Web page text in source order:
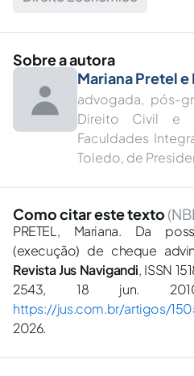
Sobre a autora
Mariana Pretel e
advogada, pós-
Direito Civil e
Faculdades
Toledo, de
Como citar este texto
PRETEL, Mariana. Da
(execução) de cheque
Revista Jus Navigandi, ISSN
2543, 18 jun.
https://jus.com.br/artigos/
2026.